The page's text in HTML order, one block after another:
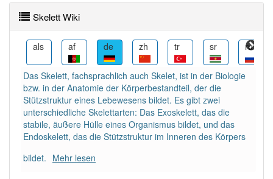
DIE:1Ausnahmen
DAS:
336
Schimpfwort:Ja
PowerIndex:2
Häufigkeit: 4 von 10
Skelett Wiki
als af de zh tr sr ru
Das Skelett, fachsprachlich auch Skelet, ist in der Biologie
bzw. in der Anatomie der Körperbestandteil, der die
Stützstruktur eines Lebewesens bildet. Es gibt zwei
unterschiedliche Skelettarten: Das Exoskelett, das die
stabile, äußere Hülle eines Organismus bildet, und das
Endoskelett, das die Stützstruktur im Inneren des Körpers
bildet. Mehr lesen